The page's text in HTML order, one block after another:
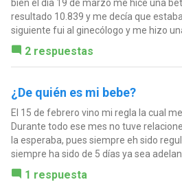
bien el día 19 de marzo me hice una
resultado 10.839 y me decía que
siguiente fui al ginecólogo y me hizo una
2 respuestas
¿De quién es mi bebe?
El 15 de febrero vino mi regla la cual
Durante todo ese mes no tuve
la esperaba, pues siempre eh sido
siempre ha sido de 5 días ya sea
1 respuesta